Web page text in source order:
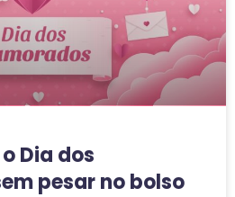
Dia dos
pesar no bolso